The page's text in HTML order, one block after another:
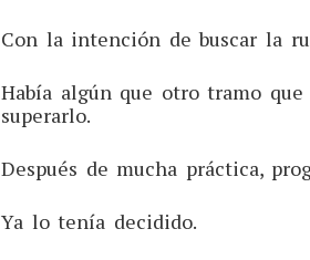
Con la intención de buscar la
Había algún que otro tramo que
superarlo.
Después de mucha práctica,
Ya lo tenía decidido.